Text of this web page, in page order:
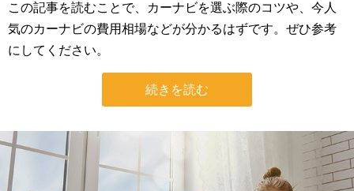
この記事を読むことで、カーナビを選ぶ際のコツや、今人
気のカーナビの費用相場などが分かるはずです。ぜひ参考
にしてください。
続きを読む